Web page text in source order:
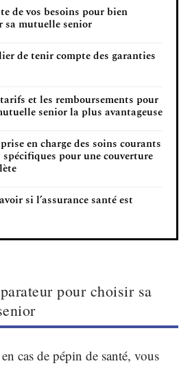
de vos besoins pour bien
sa mutuelle senior
de tenir compte des garanties
et les remboursements pour
senior la plus avantageuse
en charge des soins courants
spécifiques pour une couverture
si l’assurance santé est
pour choisir sa
cas de pépin de santé, vous